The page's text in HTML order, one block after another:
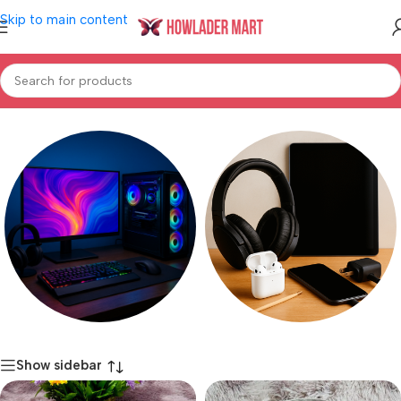
Skip to main content
Home/Product Color/off- white
Show sidebar